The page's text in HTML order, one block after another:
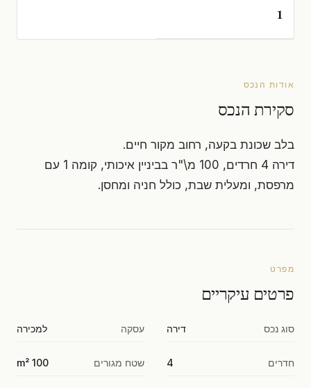
1
אודות הנכס
סקירת הנכס
בלב שכונת בקעה, רחוב מקור חיים.
דירה 4 חרדים, 100 מ\"ר בביניין איכותי, קומה 1 עם
מרפסת, ומעלית שבת, כולל חניה ומחסן.
מפרט
פרטים עיקריים
סוג נכס דירה עסקה למכירה
חדרים 4 שטח מגורים 100 m²